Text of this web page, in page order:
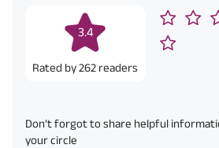
3.4
Rated by262 readers
Don’t forgot to share helpful
your circle